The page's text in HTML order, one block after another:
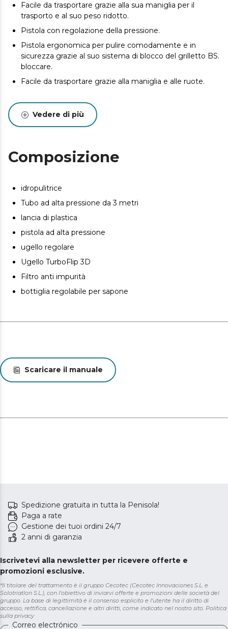
Facile da trasportare grazie alla sua maniglia per il
trasporto e al suo peso ridotto.
Pistola con regolazione della pressione.
Pistola ergonomica per pulire comodamente e in
sicurezza grazie al suo sistema di blocco del grilletto BS.
bloccare.
Facile da trasportare grazie alla maniglia e alle ruote.
Vedere di più
Composizione
idropulitrice
Tubo ad alta pressione da 3 metri
lancia di plastica
pistola ad alta pressione
ugello regolare
Ugello TurboFlip 3D
Filtro anti impurità
bottiglia regolabile per sapone
Scaricare il manuale
Spedizione gratuita in tutta la Penisola!
Paga a rate
Gestione dei tuoi ordini 24/7
2 anni di garanzia
Iscrivetevi alla newsletter per ricevere offerte e
promozioni esclusive.
*Il titolare del trattamento è il gruppo Cecotec (Cecotec Innovaciones S.L. e
Solotriatlon S.L.), con l'obiettivo di inviarvi offerte e promozioni delle società del
gruppo. La base di legittimità è il consenso esplicito e l'utente ha il diritto di
accesso, rettifica, cancellazione e altri diritti, come indicato nel nostro sito. Politica
sulla privacy
Correo electrónico